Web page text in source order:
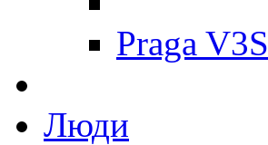
Praga V3S
Люди